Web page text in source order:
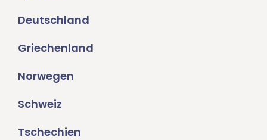
Deutschland
Griechenland
Norwegen
Schweiz
Tschechien